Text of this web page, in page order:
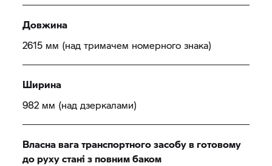
Довжина
2615 мм (над тримачем номерного знака)
Ширина
982 мм (над дзеркалами)
Власна вага транспортного засобу в готовому
до руху стані з повним баком